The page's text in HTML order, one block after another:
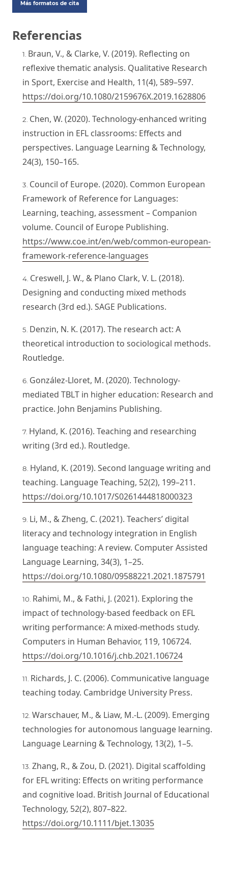
Más formatos de cita
Referencias
Braun, V., & Clarke, V. (2019). Reflecting on
reflexive thematic analysis. Qualitative Research
in Sport, Exercise and Health, 11(4), 589–597.
https://doi.org/10.1080/2159676X.2019.1628806
Chen, W. (2020). Technology-enhanced writing
instruction in EFL classrooms: Effects and
perspectives. Language Learning & Technology,
24(3), 150–165.
Council of Europe. (2020). Common European
Framework of Reference for Languages:
Learning, teaching, assessment – Companion
volume. Council of Europe Publishing.
https://www.coe.int/en/web/common-european-
framework-reference-languages
Creswell, J. W., & Plano Clark, V. L. (2018).
Designing and conducting mixed methods
research (3rd ed.). SAGE Publications.
Denzin, N. K. (2017). The research act: A
theoretical introduction to sociological methods.
Routledge.
González-Lloret, M. (2020). Technology-
mediated TBLT in higher education: Research and
practice. John Benjamins Publishing.
Hyland, K. (2016). Teaching and researching
writing (3rd ed.). Routledge.
Hyland, K. (2019). Second language writing and
teaching. Language Teaching, 52(2), 199–211.
https://doi.org/10.1017/S0261444818000323
Li, M., & Zheng, C. (2021). Teachers’ digital
literacy and technology integration in English
language teaching: A review. Computer Assisted
Language Learning, 34(3), 1–25.
https://doi.org/10.1080/09588221.2021.1875791
Rahimi, M., & Fathi, J. (2021). Exploring the
impact of technology-based feedback on EFL
writing performance: A mixed-methods study.
Computers in Human Behavior, 119, 106724.
https://doi.org/10.1016/j.chb.2021.106724
Richards, J. C. (2006). Communicative language
teaching today. Cambridge University Press.
Warschauer, M., & Liaw, M.-L. (2009). Emerging
technologies for autonomous language learning.
Language Learning & Technology, 13(2), 1–5.
Zhang, R., & Zou, D. (2021). Digital scaffolding
for EFL writing: Effects on writing performance
and cognitive load. British Journal of Educational
Technology, 52(2), 807–822.
https://doi.org/10.1111/bjet.13035